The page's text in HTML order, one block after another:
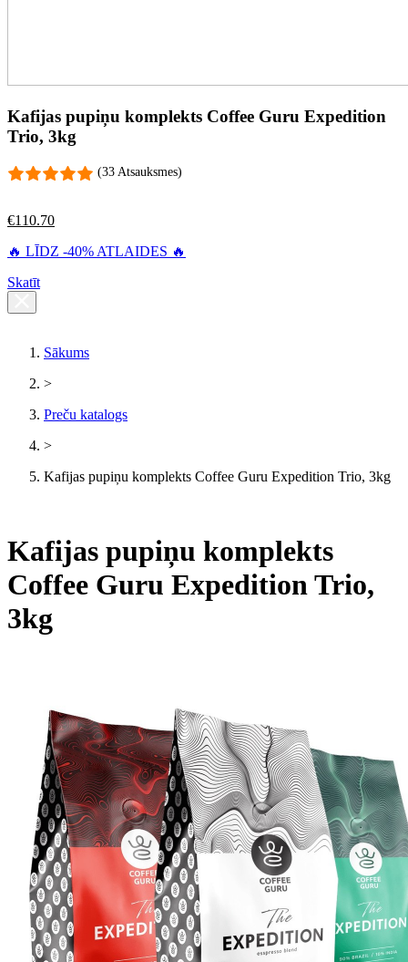
Kafijas pupiņu komplekts Coffee Guru Expedition
Trio, 3kg
(33 Atsauksmes)
€110.70
🔥 LĪDZ -40% ATLAIDES 🔥
Skatīt
Sākums
>
Preču katalogs
>
Kafijas pupiņu komplekts Coffee Guru Expedition Trio, 3kg
Kafijas pupiņu komplekts
Coffee Guru Expedition Trio,
3kg